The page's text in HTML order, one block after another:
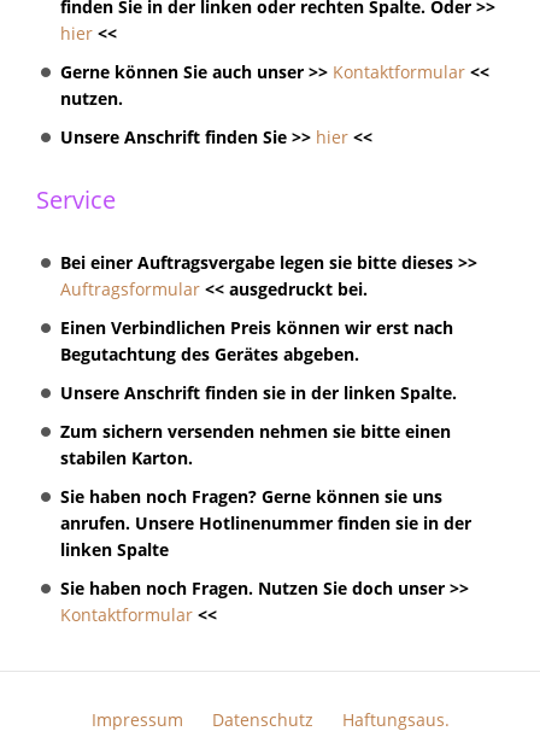
finden Sie in der linken oder rechten Spalte. Oder >>
hier <<
Gerne können Sie auch unser >> Kontaktformular <<
nutzen.
Unsere Anschrift finden Sie >> hier <<
Service
Bei einer Auftragsvergabe legen sie bitte dieses >>
Auftragsformular << ausgedruckt bei.
Einen Verbindlichen Preis können wir erst nach
Begutachtung des Gerätes abgeben.
Unsere Anschrift finden sie in der linken Spalte.
Zum sichern versenden nehmen sie bitte einen
stabilen Karton.
Sie haben noch Fragen? Gerne können sie uns
anrufen. Unsere Hotlinenummer finden sie in der
linken Spalte
Sie haben noch Fragen. Nutzen Sie doch unser >>
Kontaktformular <<
Impressum Datenschutz Haftungsaus.